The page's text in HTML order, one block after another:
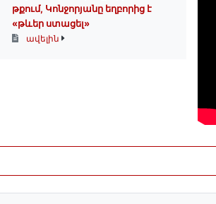
թքում, Կոնջորյանը եղբորից է
«թևեր ստացել»
ավելին